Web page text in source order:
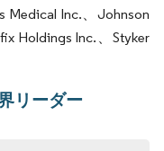
Medical Inc.、Johnson
Holdings Inc.、Styker
リーダー